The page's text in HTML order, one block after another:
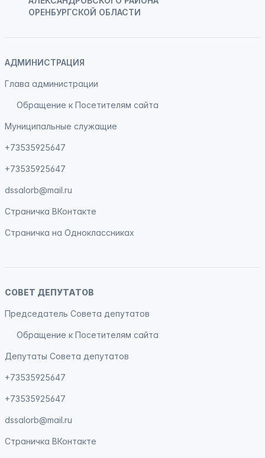
ОРЕНБУРГСКОЙ ОБЛАСТИ
АДМИНИСТРАЦИЯ
Глава администрации
Обращение к Посетителям сайта
Муниципальные служащие
+73535925647
+73535925647
dssalorb@mail.ru
Страничка ВКонтакте
Страничка на Одноклассниках
СОВЕТ ДЕПУТАТОВ
Председатель Совета депутатов
Обращение к Посетителям сайта
Депутаты Совета депутатов
+73535925647
+73535925647
dssalorb@mail.ru
Страничка ВКонтакте